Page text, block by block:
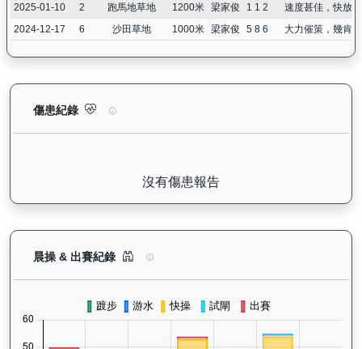
2025-01-10
2 跑馬地草地 1200米 梁家俊 1 1 2
速度甚佳，快放
2024-12-17
6 沙田草地 1000米 梁家俊 5 8 6 大力催策，幾肯
傷患紀錄 寶進（K249）— 傷患紀錄：查看馬匹完整的獸
沒有傷患報告
晨操 & 出賽紀錄 寶進（K249）— 晨操及出賽紀錄圖表：